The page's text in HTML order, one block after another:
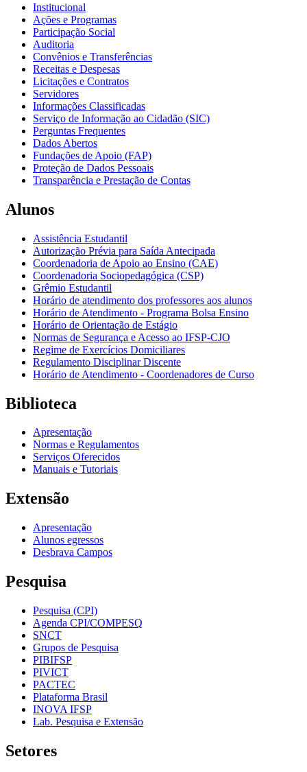
Institucional
Ações e Programas
Participação Social
Auditoria
Convênios e Transferências
Receitas e Despesas
Licitações e Contratos
Servidores
Informações Classificadas
Serviço de Informação ao Cidadão (SIC)
Perguntas Frequentes
Dados Abertos
Fundações de Apoio (FAP)
Proteção de Dados Pessoais
Transparência e Prestação de Contas
Alunos
Assistência Estudantil
Autorização Prévia para Saída Antecipada
Coordenadoria de Apoio ao Ensino (CAE)
Coordenadoria Sociopedagógica (CSP)
Grêmio Estudantil
Horário de atendimento dos professores aos alunos
Horário de Atendimento - Programa Bolsa Ensino
Horário de Orientação de Estágio
Normas de Segurança e Acesso ao IFSP-CJO
Regime de Exercícios Domiciliares
Regulamento Disciplinar Discente
Horário de Atendimento - Coordenadores de Curso
Biblioteca
Apresentação
Normas e Regulamentos
Serviços Oferecidos
Manuais e Tutoriais
Extensão
Apresentação
Alunos egressos
Desbrava Campos
Pesquisa
Pesquisa (CPI)
Agenda CPI/COMPESQ
SNCT
Grupos de Pesquisa
PIBIFSP
PIVICT
PACTEC
Plataforma Brasil
INOVA IFSP
Lab. Pesquisa e Extensão
Setores